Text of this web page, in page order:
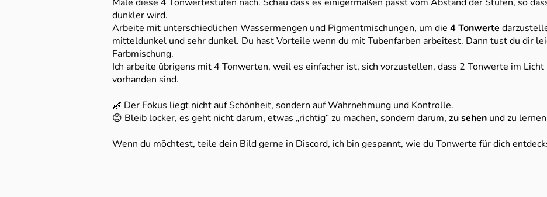
dunkler wird.
Arbeite mit unterschiedlichen Wassermengen und Pigmentmischungen, um die 4 Tonwerte
mitteldunkel und sehr dunkel. Du hast Vorteile wenn du mit Tubenfarben arbeitest. Dann tust du dir
Farbmischung.
Ich arbeite übrigens mit 4 Tonwerten, weil es einfacher ist, sich vorzustellen, dass 2 Tonwerte im
vorhanden sind.
🌿 Der Fokus liegt nicht auf Schönheit, sondern auf Wahrnehmung und Kontrolle.
😊 Bleib locker, es geht nicht darum, etwas „richtig“ zu machen, sondern darum, zu sehen und zu
Wenn du möchtest, teile dein Bild gerne in Discord, ich bin gespannt, wie du Tonwerte für dich